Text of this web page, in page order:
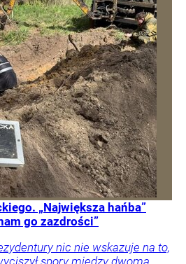
„Największa hańba”
go zazdrości”
nic nie wskazuje na to,
spory między dwoma